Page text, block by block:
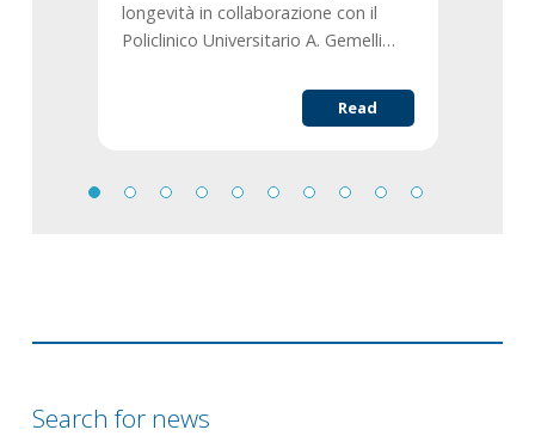
longevità in collaborazione con il
Policlinico Universitario A. Gemelli…
Read
Search for news